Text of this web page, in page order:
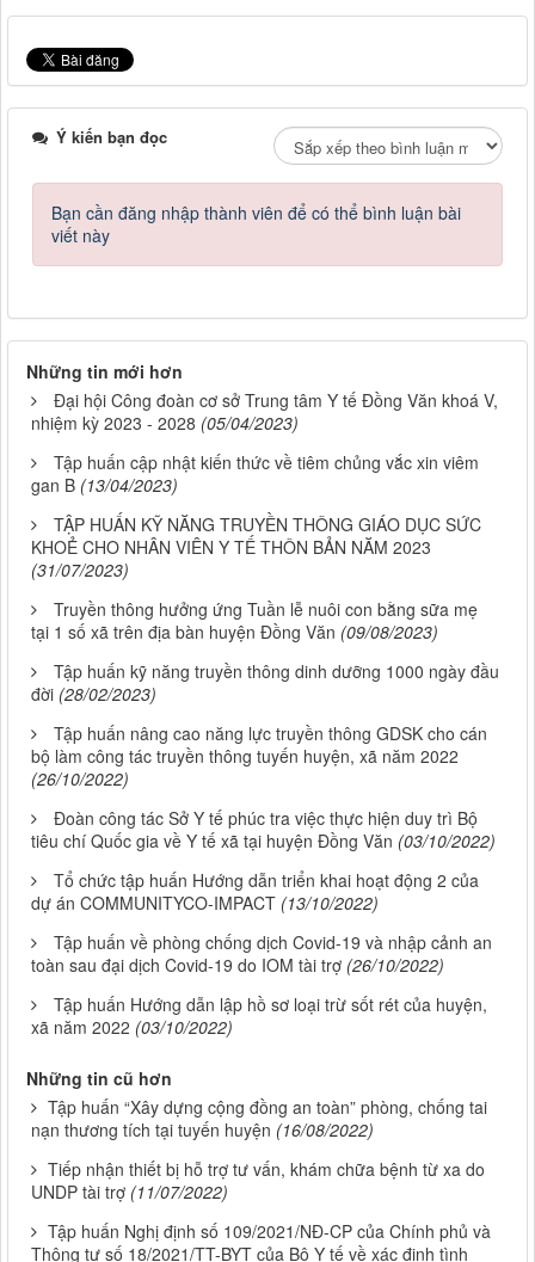
Ý kiến bạn đọc
Bạn cần đăng nhập thành viên để có thể bình luận bài
viết này
Những tin mới hơn
Đại hội Công đoàn cơ sở Trung tâm Y tế Đồng Văn khoá V,
nhiệm kỳ 2023 - 2028 (05/04/2023)
Tập huấn cập nhật kiến thức về tiêm chủng vắc xin viêm
gan B (13/04/2023)
TẬP HUẤN KỸ NĂNG TRUYỀN THÔNG GIÁO DỤC SỨC
KHOẺ CHO NHÂN VIÊN Y TẾ THÔN BẢN NĂM 2023
(31/07/2023)
Truyền thông hưởng ứng Tuần lễ nuôi con bằng sữa mẹ
tại 1 số xã trên địa bàn huyện Đồng Văn (09/08/2023)
Tập huấn kỹ năng truyền thông dinh dưỡng 1000 ngày đầu
đời (28/02/2023)
Tập huấn nâng cao năng lực truyền thông GDSK cho cán
bộ làm công tác truyền thông tuyến huyện, xã năm 2022
(26/10/2022)
Đoàn công tác Sở Y tế phúc tra việc thực hiện duy trì Bộ
tiêu chí Quốc gia về Y tế xã tại huyện Đồng Văn (03/10/2022)
Tổ chức tập huấn Hướng dẫn triển khai hoạt động 2 của
dự án COMMUNITYCO-IMPACT (13/10/2022)
Tập huấn về phòng chống dịch Covid-19 và nhập cảnh an
toàn sau đại dịch Covid-19 do IOM tài trợ (26/10/2022)
Tập huấn Hướng dẫn lập hồ sơ loại trừ sốt rét của huyện,
xã năm 2022 (03/10/2022)
Những tin cũ hơn
Tập huấn “Xây dựng cộng đồng an toàn” phòng, chống tai
nạn thương tích tại tuyến huyện (16/08/2022)
Tiếp nhận thiết bị hỗ trợ tư vấn, khám chữa bệnh từ xa do
UNDP tài trợ (11/07/2022)
Tập huấn Nghị định số 109/2021/NĐ-CP của Chính phủ và
Thông tư số 18/2021/TT-BYT của Bộ Y tế về xác định tình